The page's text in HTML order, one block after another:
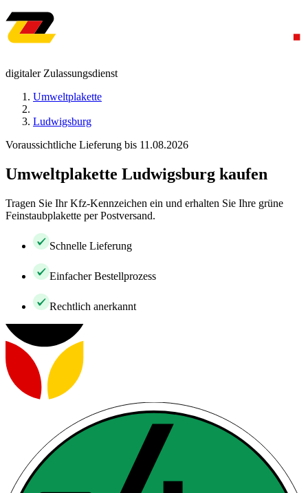
digitaler Zulassungsdienst
Umweltplakette
Ludwigsburg
Voraussichtliche Lieferung bis 11.08.2026
Umweltplakette Ludwigsburg kaufen
Tragen Sie Ihr Kfz-Kennzeichen ein und erhalten Sie Ihre grüne
Feinstaubplakette per Postversand.
Schnelle Lieferung
Einfacher Bestellprozess
Rechtlich anerkannt